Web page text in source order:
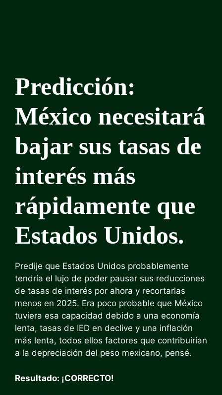
Predicción:
México necesitará
bajar sus tasas de
interés más
rápidamente que
Estados Unidos.
Predije que Estados Unidos probablemente
tendría el lujo de poder pausar sus reducciones
de tasas de interés por ahora y recortarlas
menos en 2025. Era poco probable que México
tuviera esa capacidad debido a una economía
lenta, tasas de IED en declive y una inflación
más lenta, todos ellos factores que contribuirían
a la depreciación del peso mexicano, pensé.
Resultado: ¡CORRECTO!